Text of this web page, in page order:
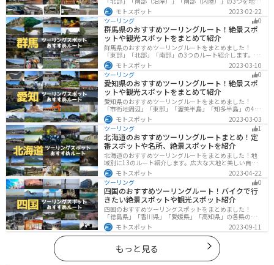
別で紹介します！千葉は首都圏からのアクセスも良く、
海と山どちらも堪能できるのでツーリングには最適な場
所です。
モトスポット
2023-02-22
ツーリング
0
群馬県のおすすめツーリングルート！絶景スポ
ットや観光スポットをまとめて紹介
群馬県のおすすめツーリングルートをまとめました！
「東部」「北部」「南部」の3つのルート紹介します。草
津温泉や伊香保温泉など全国でも有名な温泉や豊かな自
然を満喫するツーリングができます。バイクで群馬県に
ツーリングに行く際は参考にしてください。
モトスポット
2023-03-10
ツーリング
0
愛知県のおすすめツーリングルート！絶景スポ
ットや観光スポットをまとめて紹介
愛知県のおすすめツーリングルートをまとめました！
「市街地周辺」「東部」「渥美半島」「知多半島」の4つ
のルート紹介します。名古屋周辺の栄えたスポットから
山、海、美術館なども多数あり、自然・歴史・文化を満
喫するツーリングができます。バイクで愛知県にツーリ
ングに行く際は参考にしてください。
モトスポット
2023-03-03
ツーリング
1
北海道のおすすめツーリングルートまとめ！定
番スポットや名所、絶景スポットを紹介
北海道のおすすめツーリングルートをまとめました！地
域別に13のルート紹介します。広大な大地と美しい自然
が広がり、四季折々の魅力を楽しめる観光スポットが数
多くあります。バイクで北海道にツーリングに行く際は
参考にしてください。
モトスポット
2023-04-22
ツーリング
0
四国のおすすめツーリングルート！バイクで行
きたい絶景スポットや観光スポット紹介
四国のおすすめツーリングスポットをまとめました！
「徳島県」「香川県」「愛媛県」「高知県」の各県の観
光地紹介します。自然豊かな山々や湖、温泉地が点在
し、四季折々の景色を楽しめるスポットが多数ありま
す。バイクで四国にツーリングに行く際は参考にしてく
ださい。
モトスポット 2023-09-11
もっと見る